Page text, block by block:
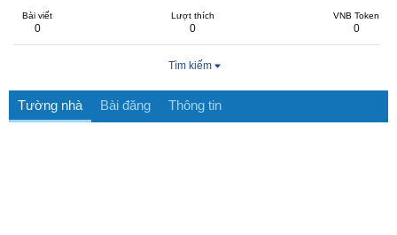
Bài viết
0
Lượt thích
0
VNB Token
0
Tìm kiếm
Tường nhà Bài đăng Thông tin